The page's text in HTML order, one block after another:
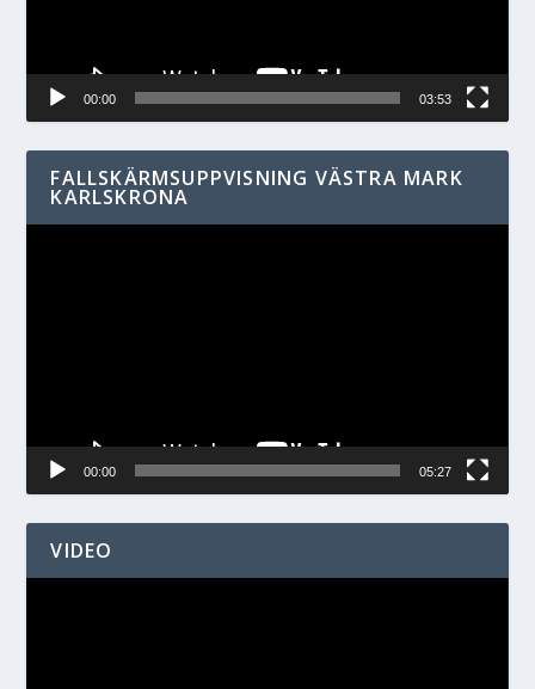
00:00 03:53
FALLSKÄRMSUPPVISNING VÄSTRA MARK
KARLSKRONA
00:00 05:27
VIDEO